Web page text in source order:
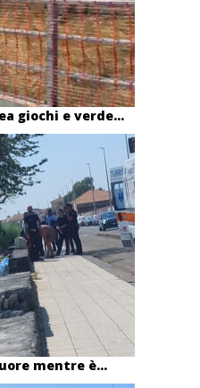
giochi e verde...
mentre è...